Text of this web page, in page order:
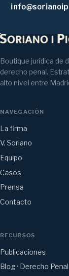
Boutique jurídica de
derecho penal.
alto nivel entre
NAVEGACIÓN
La firma
V. Soriano
Equipo
Casos
Prensa
Contacto
RECURSOS
Publicaciones
Blog · Derecho